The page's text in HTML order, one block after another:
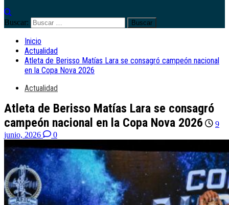
Buscar:
Inicio
Actualidad
Atleta de Berisso Matías Lara se consagró campeón nacional
en la Copa Nova 2026
Actualidad
Atleta de Berisso Matías Lara se consagró
campeón nacional en la Copa Nova 2026
9
junio, 2026
0